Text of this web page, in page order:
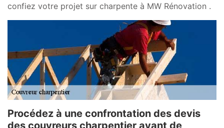
confiez votre projet sur charpente à MW Rénovation .
Procédez à une confrontation des devis
des couvreurs charpentier avant de